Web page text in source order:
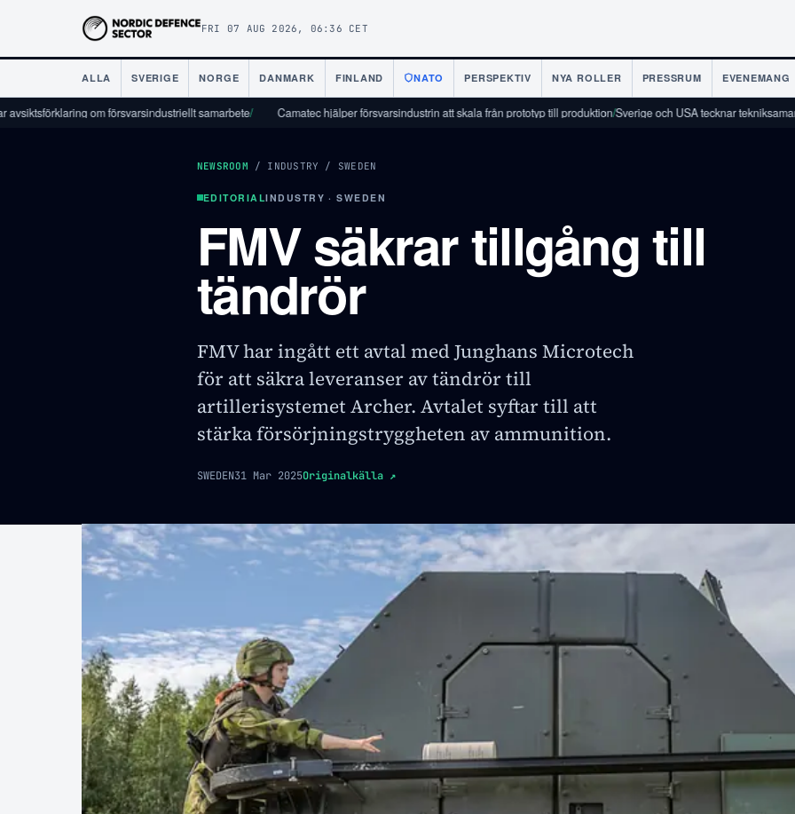
FRI 07 AUG 2026, 06:36 CET
ALLA SVERIGE NORGE DANMARK FINLAND NATO PERSPEKTIV NYA ROLLER PRESSRUM EVENEMANG
om försvarsindustriellt samarbete/ Camatec hjälper försvarsindustrin att skala från prototyp till produktion/Sverige och USA tecknar tekniksamarbetsavtal/
NEWSROOM / INDUSTRY / SWEDEN
EDITORIALINDUSTRY · SWEDEN
FMV säkrar tillgång till
tändrör
FMV har ingått ett avtal med Junghans Microtech
för att säkra leveranser av tändrör till
artillerisystemet Archer. Avtalet syftar till att
stärka försörjningstryggheten av ammunition.
SWEDEN31 Mar 2025Originalkälla ↗